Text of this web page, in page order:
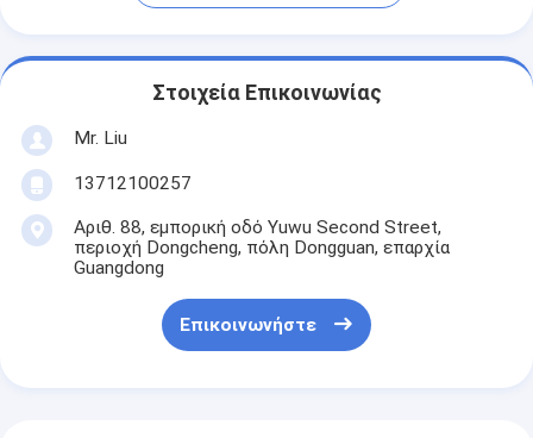
Στοιχεία Επικοινωνίας
Mr. Liu
13712100257
Αριθ. 88, εμπορική οδό Yuwu Second Street,
περιοχή Dongcheng, πόλη Dongguan, επαρχία
Guangdong
Επικοινωνήστε